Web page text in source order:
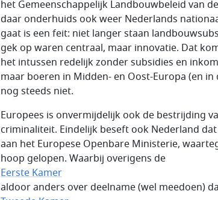
het Gemeenschappelijk Landbouwbeleid van
daar onderhuids ook weer Nederlands
gaat is een feit: niet langer staan
gek op waren centraal, maar innovatie. Dat
het intussen redelijk zonder subsidies en
maar boeren in Midden- en Oost-Europa (en in
nog steeds niet.
Europees is onvermijdelijk ook de bestrijding
criminaliteit. Eindelijk beseft ook Nederland
aan het Europese Openbare Ministerie,
hoop gelopen. Waarbij overigens de
Eerste Kamer
aldoor anders over deelname (wel meedoen)